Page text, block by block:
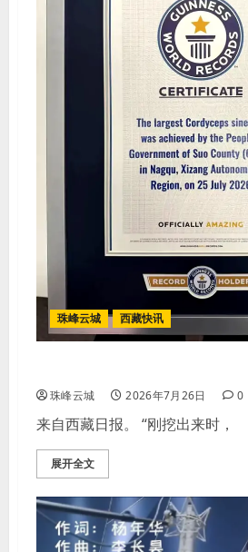
珠峰云城 西藏快讯
珠峰云城 2026年7月26日 0
来自西藏日报。 “刚挖出来时，
展开全文